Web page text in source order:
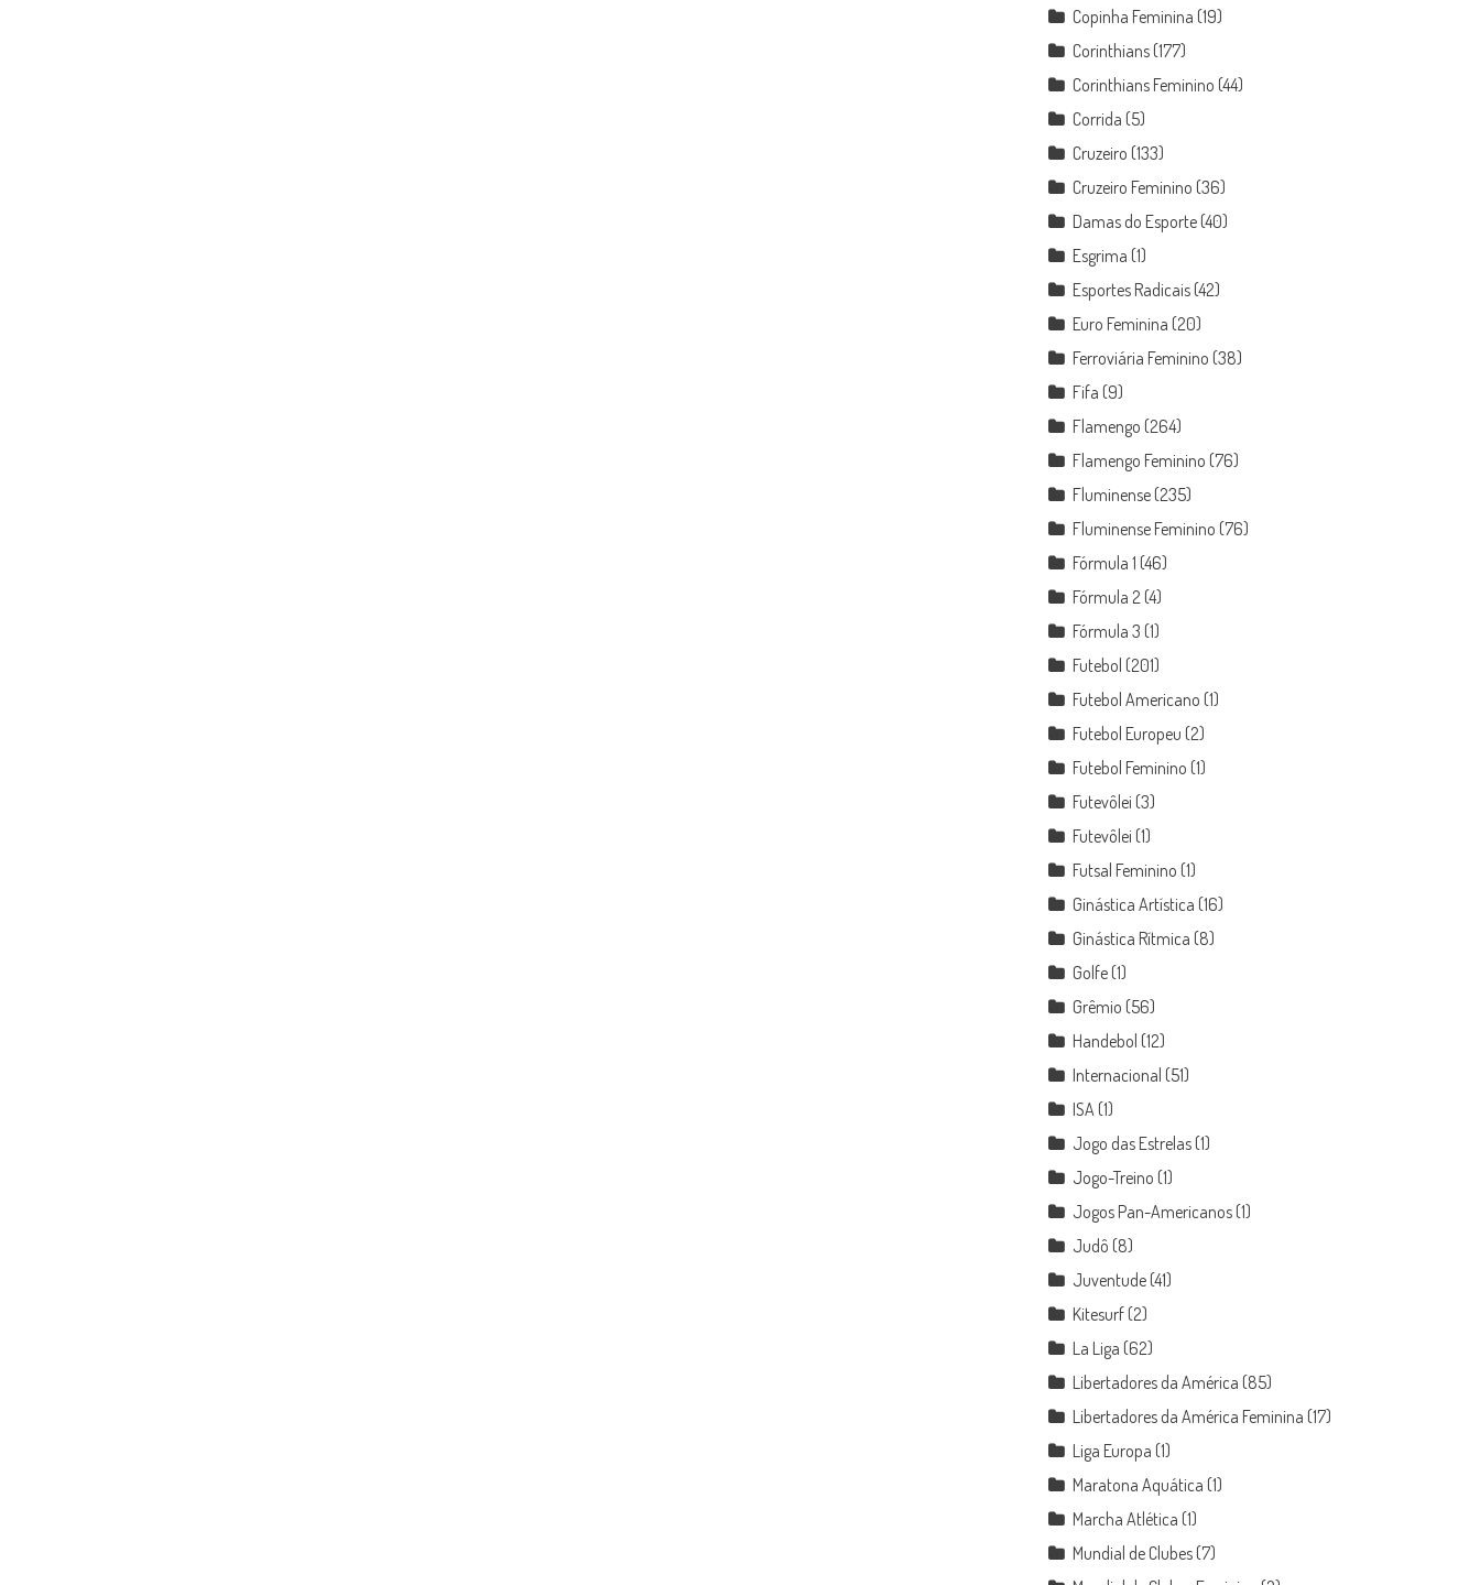
Copinha Feminina (19)
Corinthians (177)
Corinthians Feminino (44)
Corrida (5)
Cruzeiro (133)
Cruzeiro Feminino (36)
Damas do Esporte (40)
Esgrima (1)
Esportes Radicais (42)
Euro Feminina (20)
Ferroviária Feminino (38)
Fifa (9)
Flamengo (264)
Flamengo Feminino (76)
Fluminense (235)
Fluminense Feminino (76)
Fórmula 1 (46)
Fórmula 2 (4)
Fórmula 3 (1)
Futebol (201)
Futebol Americano (1)
Futebol Europeu (2)
Futebol Feminino (1)
Futevôlei (3)
Futevôlei (1)
Futsal Feminino (1)
Ginástica Artística (16)
Ginástica Rítmica (8)
Golfe (1)
Grêmio (56)
Handebol (12)
Internacional (51)
ISA (1)
Jogo das Estrelas (1)
Jogo-Treino (1)
Jogos Pan-Americanos (1)
Judô (8)
Juventude (41)
Kitesurf (2)
La Liga (62)
Libertadores da América (85)
Libertadores da América Feminina (17)
Liga Europa (1)
Maratona Aquática (1)
Marcha Atlética (1)
Mundial de Clubes (7)